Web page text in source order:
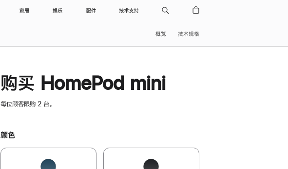
家居 娱乐 配件 技术支持
概览 技术规格
购买 HomePod mini
每位顾客限购 2 台。
颜色